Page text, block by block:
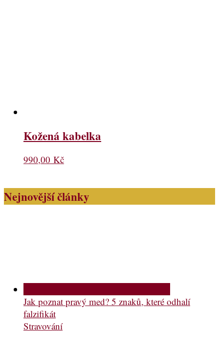
Kožená kabelka
990,00 Kč
Nejnovější články
Jak poznat pravý med? 5 znaků, které odhalí
falzifikát
Stravování